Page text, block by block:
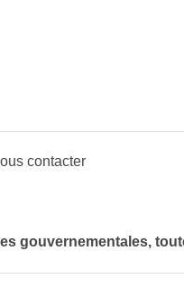
contacter
gouvernementales,